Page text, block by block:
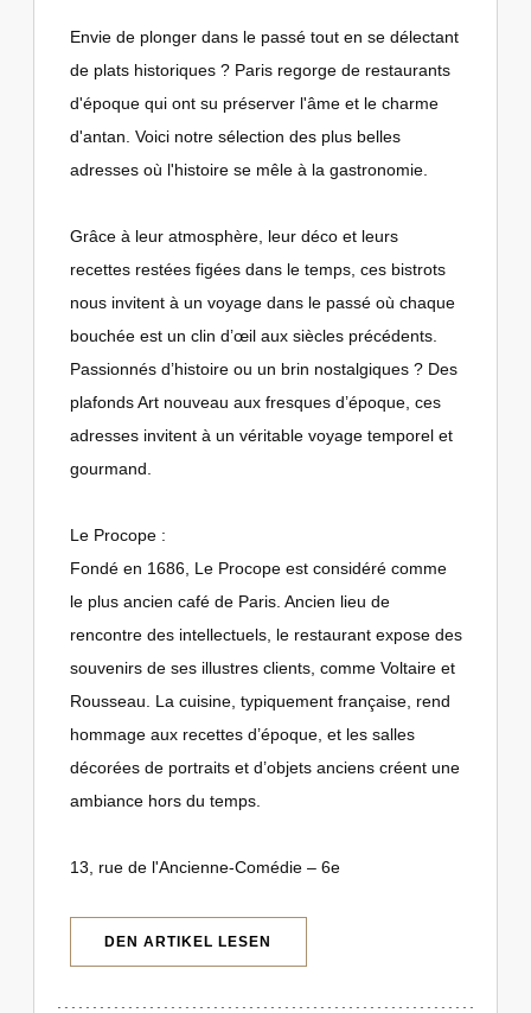
Envie de plonger dans le passé tout en se délectant
de plats historiques ? Paris regorge de restaurants
d'époque qui ont su préserver l'âme et le charme
d'antan. Voici notre sélection des plus belles
adresses où l'histoire se mêle à la gastronomie.
Grâce à leur atmosphère, leur déco et leurs
recettes restées figées dans le temps, ces bistrots
nous invitent à un voyage dans le passé où chaque
bouchée est un clin d’œil aux siècles précédents.
Passionnés d’histoire ou un brin nostalgiques ? Des
plafonds Art nouveau aux fresques d’époque, ces
adresses invitent à un véritable voyage temporel et
gourmand.
Le Procope :
Fondé en 1686, Le Procope est considéré comme
le plus ancien café de Paris. Ancien lieu de
rencontre des intellectuels, le restaurant expose des
souvenirs de ses illustres clients, comme Voltaire et
Rousseau. La cuisine, typiquement française, rend
hommage aux recettes d’époque, et les salles
décorées de portraits et d’objets anciens créent une
ambiance hors du temps.
13, rue de l'Ancienne-Comédie – 6e
DEN ARTIKEL LESEN